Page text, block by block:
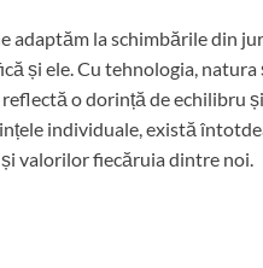
adaptăm la schimbările din
și ele. Cu tehnologia,
o dorință de echilibru
individuale, există
valorilor fiecăruia dintre noi.